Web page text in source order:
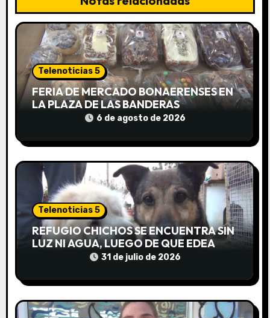
ó
d
e
e
n
t
a
d
s
Telenoticias 5
FERIA DE MERCADO BONAERENSES EN
LA PLAZA DE LAS BANDERAS
6 de agosto de 2026
Telenoticias 5
REFUGIO CHICHOS SE ENCUENTRA SIN
LUZ NI AGUA, LUEGO DE QUE EDEA
CORTARA EL SUMINISTRO SIN AVISO
31 de julio de 2026